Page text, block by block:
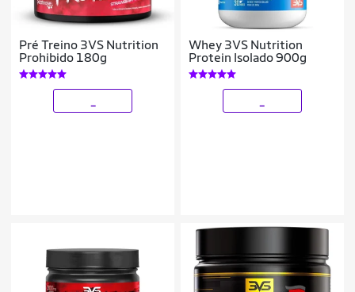
Pré Treino 3VS Nutrition
Prohibido 180g
Whey 3VS Nutrition
Protein Isolado 900g